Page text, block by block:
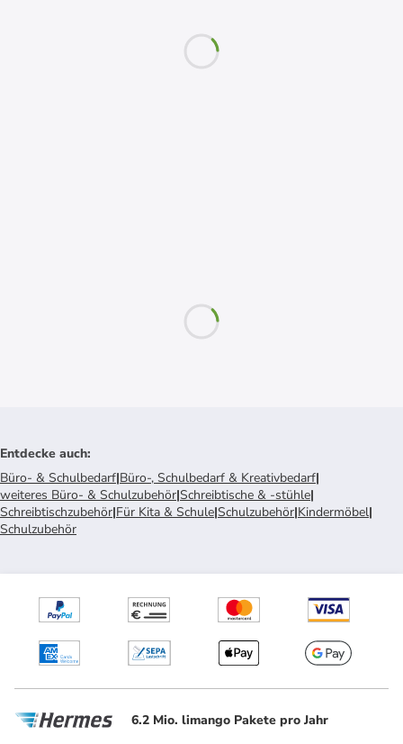
Entdecke auch:
Büro- & Schulbedarf|Büro-, Schulbedarf & Kreativbedarf|
weiteres Büro- & Schulzubehör|Schreibtische & -stühle|
Schreibtischzubehör|Für Kita & Schule|Schulzubehör|Kindermöbel|
Schulzubehör
6.2 Mio. limango Pakete pro Jahr